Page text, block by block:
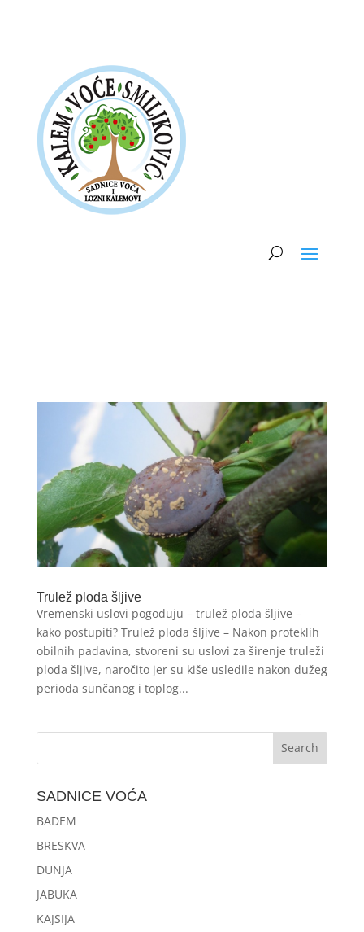
Trulež ploda šljive
Vremenski uslovi pogoduju – trulež ploda šljive –
kako postupiti? Trulež ploda šljive – Nakon proteklih
obilnih padavina, stvoreni su uslovi za širenje truleži
ploda šljive, naročito jer su kiše usledile nakon dužeg
perioda sunčanog i toplog...
SADNICE VOĆA
BADEM
BRESKVA
DUNJA
JABUKA
KAJSIJA